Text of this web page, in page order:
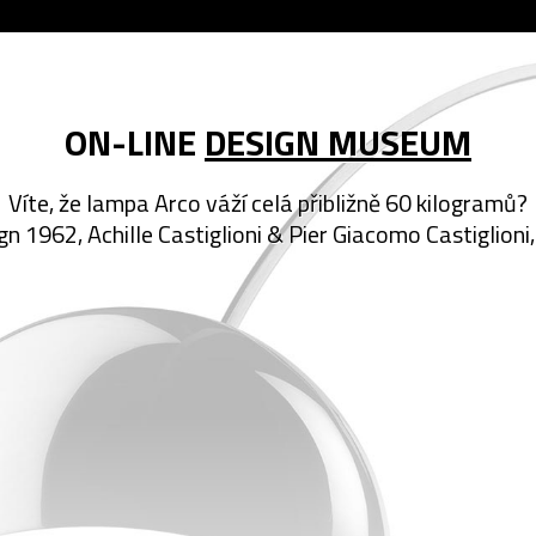
ON-LINE DESIGN MUSEUM
Víte, že lampa Arco váží celá přibližně 60 kilogramů?
1962, Achille Castiglioni & Pier Giacomo